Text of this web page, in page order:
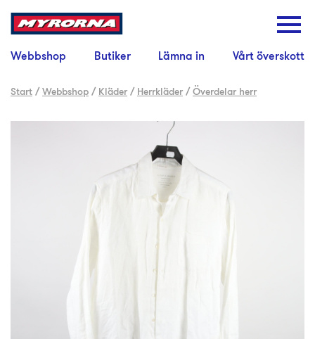
Webbshop Butiker Lämna in Vårt överskott
Start /Webbshop / Kläder / Herrkläder /Överdelar herr